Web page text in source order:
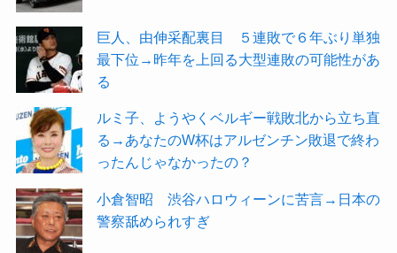
巨人、由伸采配裏目 ５連敗で６年ぶり単独
最下位→昨年を上回る大型連敗の可能性があ
る
ルミ子、ようやくベルギー戦敗北から立ち直
る→あなたのW杯はアルゼンチン敗退で終わ
ったんじゃなかったの？
小倉智昭 渋谷ハロウィーンに苦言→日本の
警察舐められすぎ